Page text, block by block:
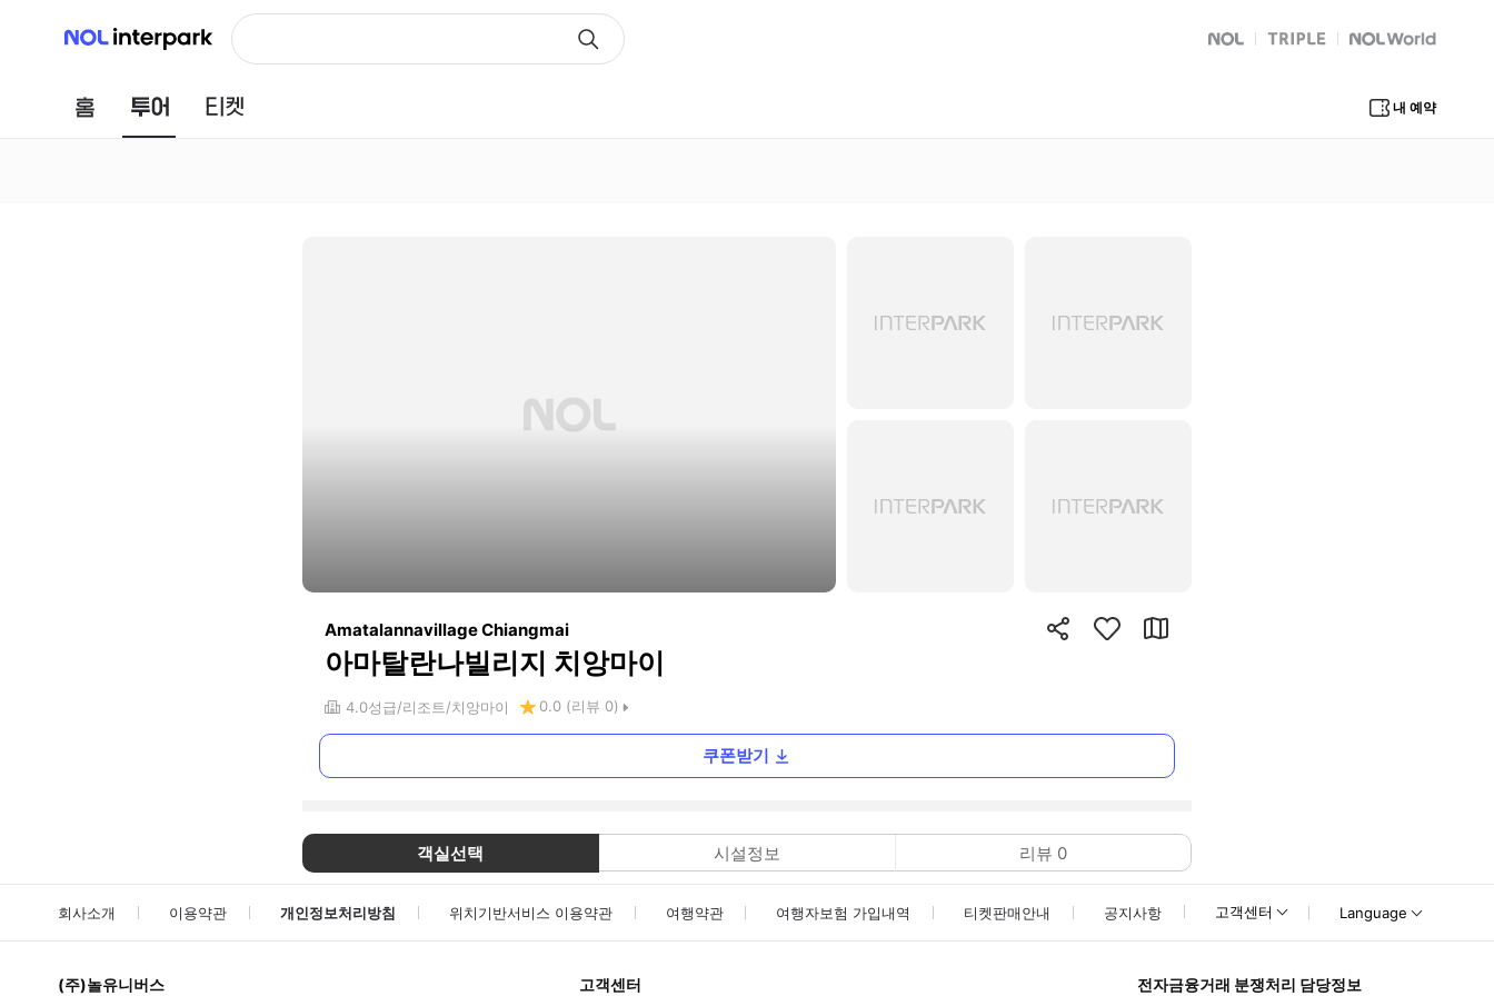
NOL 인터파크
NOL
트리플 Global Interpark
홈 투어 내 예약
Amatalannavillage Chiangmai
아마탈란나빌리지 치앙마이
4.0성급 리조트 치앙마이 0.0 (리뷰 0)
쿠폰받기
객실선택 시설정보 리뷰 0
회사소개 이용약관 개인정보처리방침 위치기반서비스 이용약관 여행약관 여행자보험 가입내역 티켓판매안내 공지사항 고객센터 Language
(주)놀유니버스 고객센터 전자금융거래 분쟁처리 담당정보